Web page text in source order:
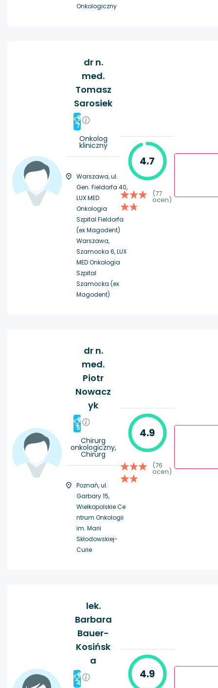
Onkologiczny
dr n.
med.
Tomasz
Sarosiek
#
7
Onkolog
kliniczny
Warszawa, ul.
Gen. Fieldorfa 40,
LUX MED
Onkologia
Szpital Fieldorfa
(ex Magodent)
Warszawa,
Szamocka 6, LUX
MED Onkologia
Szpital
Szamocka (ex
Magodent)
4.7
(77
ocen)
dr n.
med.
Piotr
Nowacz
yk
#
5
Chirurg
onkologiczny,
Chirurg
Poznań, ul.
Garbary 15,
Wielkopolskie Ce
ntrum Onkologii
im. Marii
Skłodowskiej-
Curie
4.9
(76
ocen)
lek.
Barbara
Bauer-
Kosińsk
a
#
4
4.9